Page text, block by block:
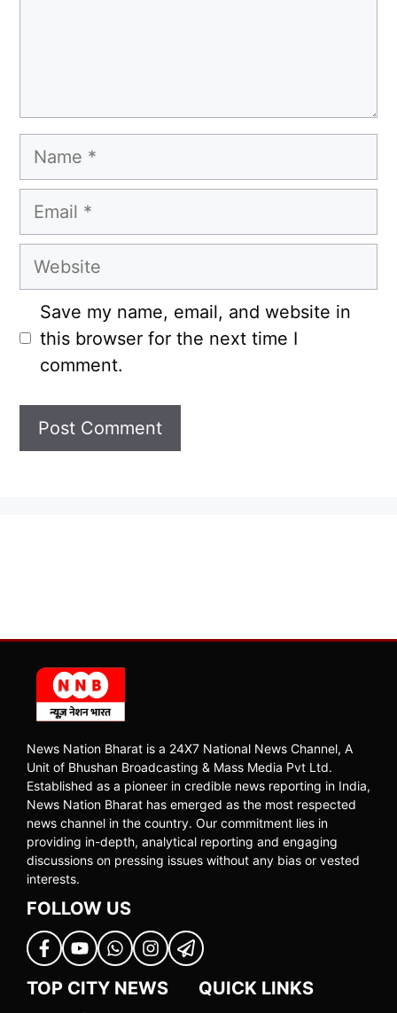
Name
Email
Website
Save my name, email, and website in
this browser for the next time I
comment.
News Nation Bharat is a 24X7 National News Channel, A
Unit of Bhushan Broadcasting & Mass Media Pvt Ltd.
Established as a pioneer in credible news reporting in India,
News Nation Bharat has emerged as the most respected
news channel in the country. Our commitment lies in
providing in-depth, analytical reporting and engaging
discussions on pressing issues without any bias or vested
interests.
FOLLOW US
TOP CITY NEWS QUICK LINKS